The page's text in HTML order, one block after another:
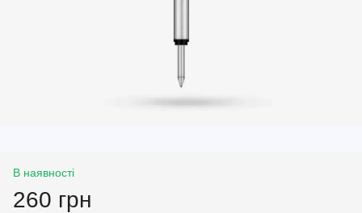
В наявності
260 грн